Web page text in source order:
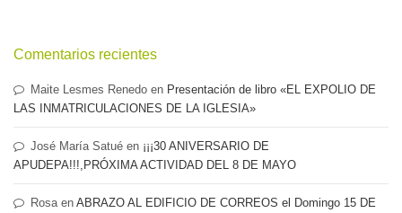
Comentarios recientes
Maite Lesmes Renedo en Presentación de libro «EL EXPOLIO DE
LAS INMATRICULACIONES DE LA IGLESIA»
José María Satué en ¡¡¡30 ANIVERSARIO DE
APUDEPA!!!,PRÓXIMA ACTIVIDAD DEL 8 DE MAYO
Rosa en ABRAZO AL EDIFICIO DE CORREOS el Domingo 15 DE